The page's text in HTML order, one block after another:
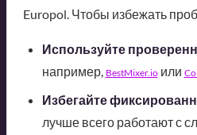
Europol. Чтобы избежать
Используйте
например, BestMixer.ioили
Избегайте
лучше всего работают с